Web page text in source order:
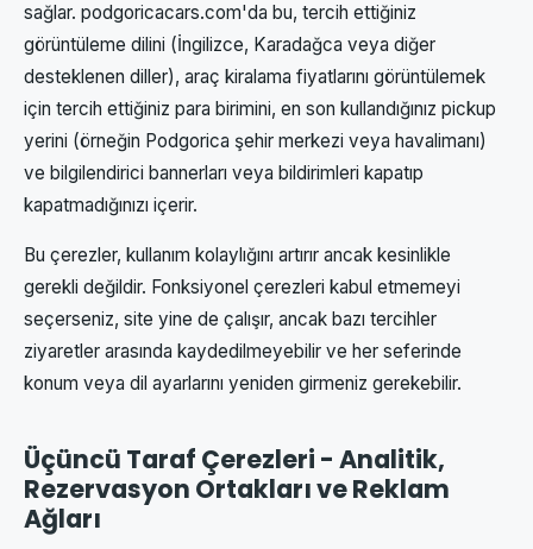
sağlar. podgoricacars.com'da bu, tercih ettiğiniz
görüntüleme dilini (İngilizce, Karadağca veya diğer
desteklenen diller), araç kiralama fiyatlarını görüntülemek
için tercih ettiğiniz para birimini, en son kullandığınız pickup
yerini (örneğin Podgorica şehir merkezi veya havalimanı)
ve bilgilendirici bannerları veya bildirimleri kapatıp
kapatmadığınızı içerir.
Bu çerezler, kullanım kolaylığını artırır ancak kesinlikle
gerekli değildir. Fonksiyonel çerezleri kabul etmemeyi
seçerseniz, site yine de çalışır, ancak bazı tercihler
ziyaretler arasında kaydedilmeyebilir ve her seferinde
konum veya dil ayarlarını yeniden girmeniz gerekebilir.
Üçüncü Taraf Çerezleri - Analitik,
Rezervasyon Ortakları ve Reklam
Ağları